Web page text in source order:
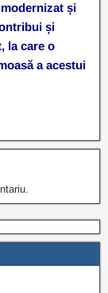
și
și
la care o
a acestui